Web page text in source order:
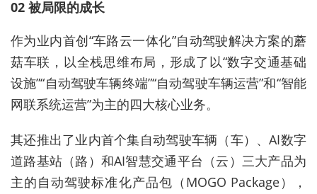
02 被局限的成长
作为业内首创“车路云一体化”自动驾驶解决方案的蘑
菇车联，以全栈思维布局，形成了以“数字交通基础
设施”“自动驾驶车辆终端”“自动驾驶车辆运营”和“智能
网联系统运营”为主的四大核心业务。
其还推出了业内首个集自动驾驶车辆（车）、AI数字
道路基站（路）和AI智慧交通平台（云）三大产品为
主的自动驾驶标准化产品包（MOGO Package），